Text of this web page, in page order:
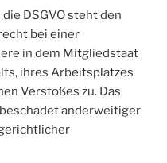
DSGVO steht den
bei einer
in dem Mitgliedstaat
ihres Arbeitsplatzes
Verstoßes zu. Das
anderweitiger